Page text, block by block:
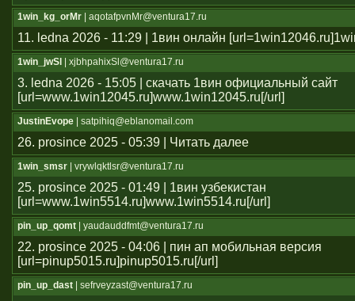
1win_kg_orMr | aqotafpvnMr@ventura17.ru
11. ledna 2026 - 11:29 | 1вин онлайн
1win_jwSl | xjbhpahixSl@ventura17.ru
3. ledna 2026 - 15:05 | скачать 1вин официальный сайт
[url=www.1win12045.ru]www.1win12045.ru[/url]
JustinEvope | satpihiq@eblanomail.com
26. prosince 2025 - 05:39 | Читать далее
1win_smsr | vrywlqktlsr@ventura17.ru
25. prosince 2025 - 01:49 | 1вин узбекистан
[url=www.1win5514.ru]www.1win5514.ru[/url]
pin_up_qomt | yaudauddfmt@ventura17.ru
22. prosince 2025 - 04:06 | пин ап мобильная версия
[url=pinup5015.ru]pinup5015.ru[/url]
pin_up_dast | sefrveyzast@ventura17.ru